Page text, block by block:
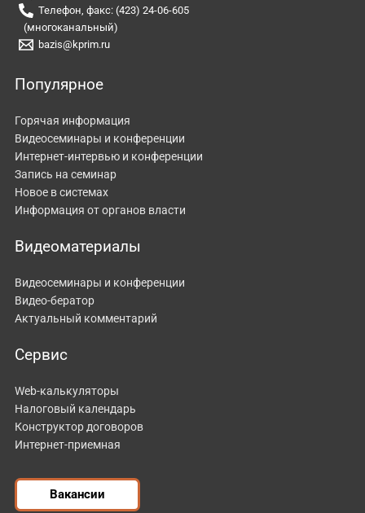
Телефон, факс: (423) 24-06-605
(многоканальный)
bazis@kprim.ru
Популярное
Горячая информация
Видеосеминары и конференции
Интернет-интервью и конференции
Запись на семинар
Новое в системах
Информация от органов власти
Видеоматериалы
Видеосеминары и конференции
Видео-бератор
Актуальный комментарий
Сервис
Web-калькуляторы
Налоговый календарь
Конструктор договоров
Интернет-приемная
Вакансии